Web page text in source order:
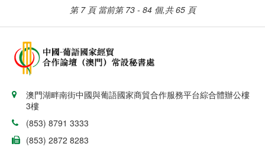
第 7 頁 當前第 73 - 84 個,共 65 頁
澳門湖畔南街中國與葡語國家商貿合作服務平台綜合體辦公樓
3樓
(853) 8791 3333
(853) 2872 8283